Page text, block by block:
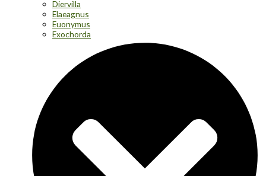
Diervilla
Elaeagnus
Euonymus
Exochorda